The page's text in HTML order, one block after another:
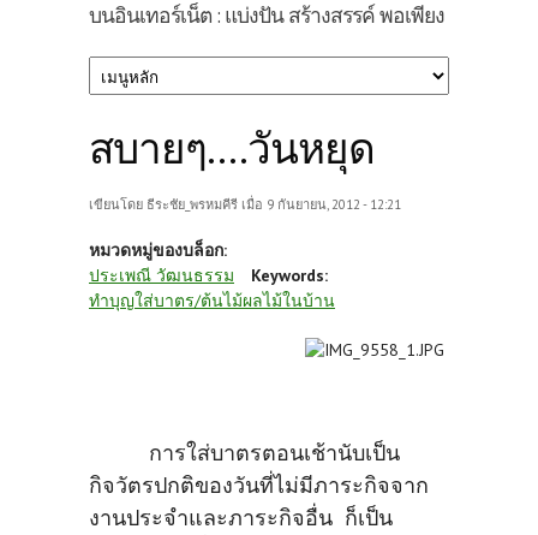
บนอินเทอร์เน็ต : แบ่งปัน สร้างสรรค์ พอเพียง
สบายๆ....วันหยุด
เขียนโดย ธีระชัย_พรหมคีรี เมื่อ 9 กันยายน, 2012 - 12:21
หมวดหมู่ของบล็อก:
ประเพณี วัฒนธรรม
Keywords:
ทำบุญใส่บาตร/ต้นไม้ผลไม้ในบ้าน
การใส่บาตรตอนเช้านับเป็น
กิจวัตรปกติของวันที่ไม่มีภาระกิจจาก
งานประจำและภาระกิจอื่น ก็เป็น